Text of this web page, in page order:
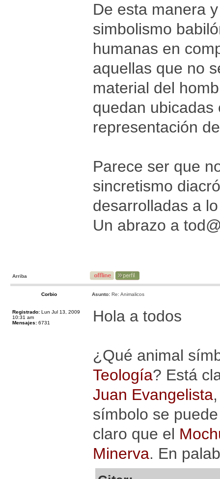
De esta manera
simbolismo
humanas en
aquellas que no
material del
quedan
representación
Parece ser que
sincretismo
desarrolladas a
Un abrazo a
Arriba
Corbio Asunto: Re: Animalicos
Registrado: Lun Jul 13, 2009
10:31 am
Mensajes: 6731 Hola a todos
¿Qué animal
Teología? Está
Juan Evangelista
símbolo se
claro que el
Minerva. En